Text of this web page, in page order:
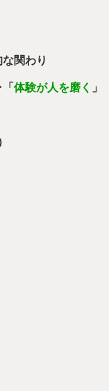
関わり
「体験が人を磨く 」